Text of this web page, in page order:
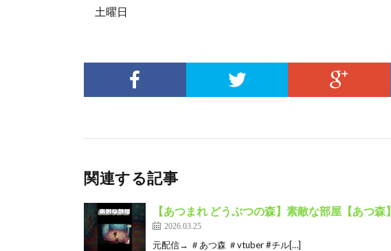
土曜日
関連する記事
【あつまれ どうぶつの森】素敵な部屋【あつ森】
2026.03.25
元配信→ ＃あつ森 ＃vtuber #チル[…]